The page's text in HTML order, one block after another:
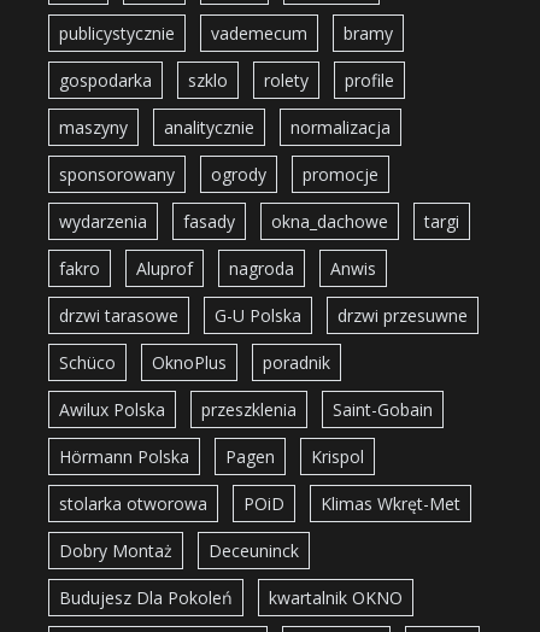
publicystycznie vademecum bramy
gospodarka szklo rolety profile
maszyny analitycznie normalizacja
sponsorowany ogrody promocje
wydarzenia fasady okna_dachowe targi
fakro Aluprof nagroda Anwis
drzwi tarasowe G-U Polska drzwi przesuwne
Schüco OknoPlus poradnik
Awilux Polska przeszklenia Saint-Gobain
Hörmann Polska Pagen Krispol
stolarka otworowa POiD Klimas Wkręt-Met
Dobry Montaż Deceuninck
Budujesz Dla Pokoleń kwartalnik OKNO